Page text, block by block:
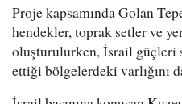
Proje kapsamında Golan
hendekler, toprak setler ve
oluşturulurken, İsrail güçleri
ettiği bölgelerdeki varlığını